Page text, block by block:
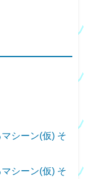
シーン(仮) そ
シーン(仮) そ